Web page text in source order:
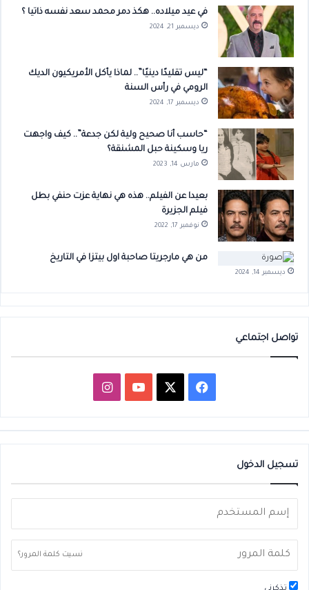
في عيد ميلاده.. هكذ دمر محمد سعد نفسه ذاتيا ؟
ديسمبر 21, 2024
“ليس تقليدًا دينيًا”.. لماذا يأكل الأمريكيون الديك
الرومي في رأس السنة
ديسمبر 17, 2024
“حاسب أنا صحيح ولية لكن جدعة”.. كيف واجهت
ريا وسكينة حبل المشنقة؟
مارس 14, 2023
بعيدا عن الفيلم.. هذه هي نهاية عزت حنفي بطل
فيلم الجزيرة
نوفمبر 17, 2022
من هي مارجريتا صاحبة اول بيتزا في التاريخ
ديسمبر 14, 2024
تواصل اجتماعي
فيسبوك ‫YouTubeانستقرام
تسجيل الدخول
نسيت كلمة المرور؟